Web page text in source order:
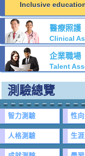
Inclusive
醫療照護
Clinical
企業職場
Talent
測驗總覽
智力測驗 性
人格測驗 生